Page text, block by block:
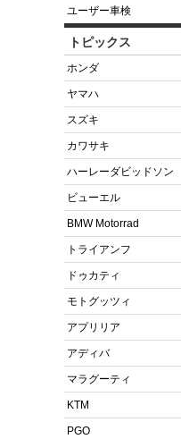
ユーザー車検
トピックス
ホンダ
ヤマハ
スズキ
カワサキ
ハーレーダビッドソン
ビューエル
BMW Motorrad
トライアンフ
ドゥカティ
モトグッツィ
アプリリア
アディバ
マラグーティ
KTM
PGO